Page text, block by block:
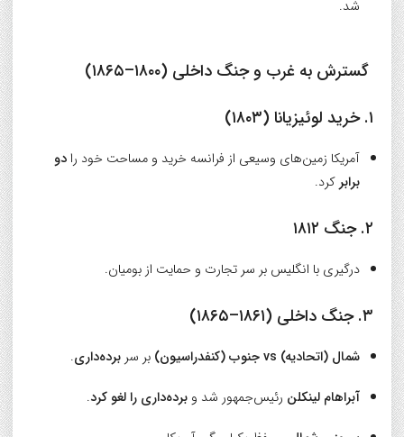
شد.
گسترش به غرب و جنگ داخلی (۱۸۰۰–۱۸۶۵)
۱. خرید لوئیزیانا (۱۸۰۳)
آمریکا زمین‌های وسیعی از فرانسه خرید و مساحت خود رادو
برابرکرد.
۲. جنگ ۱۸۱۲
درگیری با انگلیس بر سر تجارت و حمایت از بومیان.
۳. جنگ داخلی (۱۸۶۱–۱۸۶۵)
شمال (اتحادیه) vs جنوب (کنفدراسیون) بر سر برده‌داری.
آبراهام لینکلن رئیس‌جمهور شد و برده‌داری را لغو کرد.